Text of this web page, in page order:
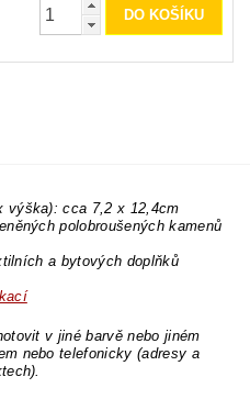
výška): cca 7,2 x 12,4cm
polobroušených kamenů
a bytových doplňků
v jiné barvě nebo jiném
nebo telefonicky (adresy a